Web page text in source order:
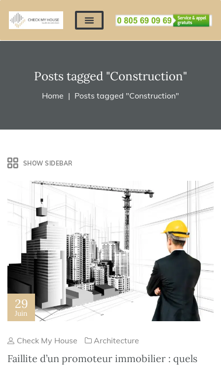
Posts tagged "Construction"
Home Posts tagged "Construction"
SHOW SIDEBAR
29
Juin
Check My House Architecture
Faillite d’un promoteur immobilier : quels